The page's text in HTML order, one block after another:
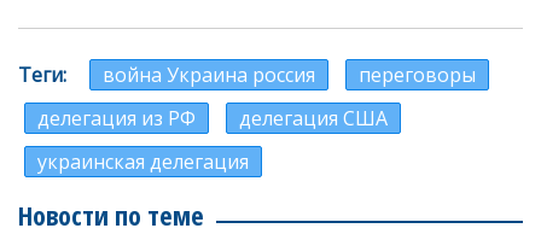
Теги война Украина россия
переговоры
делегация из РФ
делегация США
украинская делегация
Новости по теме